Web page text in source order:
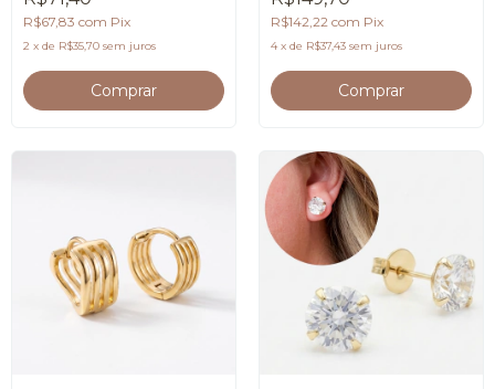
R$67,83 com Pix
2 x de R$35,70 sem juros
R$142,22 com Pix
4 x de R$37,43 sem juros